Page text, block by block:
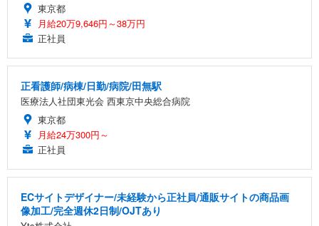
東京都
月給20万9,646円～38万円
正社員
正看護師/病棟/日勤/病院/田無駅
医療法人社団東光会 西東京中央総合病院
東京都
月給24万300円～
正社員
ECサイトデザイナー/未経験から正社員/通販サイトの商品画
像加工/完全週休2日制/OJTあり